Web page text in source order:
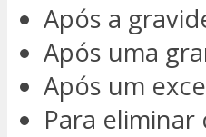
Após a
Após uma
Após um
Para